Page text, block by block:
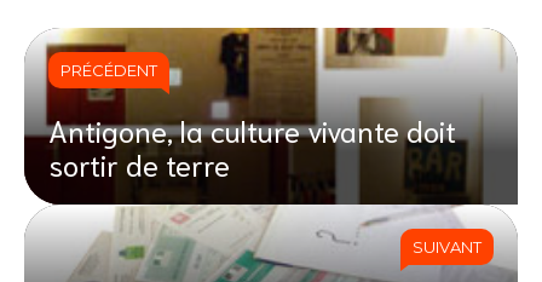
PRÉCÉDENT
Antigone, la culture vivante doit
sortir de terre
SUIVANT